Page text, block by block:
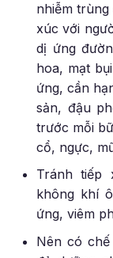
nhiễm
xúc với
dị ứng
hoa, mạt
ứng, cần
sản, đậu
trước mỗi
cổ, ngực,
Tránh tiếp
không khí
ứng, viêm
Nên có